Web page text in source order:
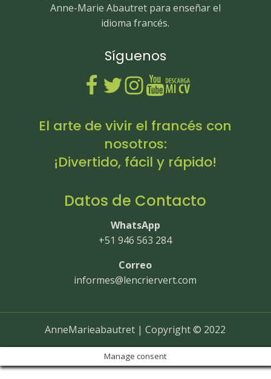
Anne-Marie Abautret para enseñar el
idioma francés.
Síguenos
El arte de vivir el francés con
nosotros:
¡Divertido, fácil y rápido!
Datos de Contacto
WhatsApp
+51 946 563 284
Correo
informes@lencriervert.com
AnneMarieabautret | Copyright © 2022
Manage consent